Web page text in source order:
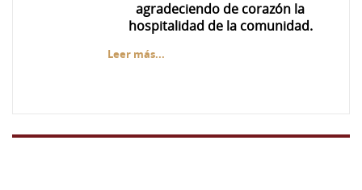
agradeciendo de corazón la
hospitalidad de la comunidad.
Leer más...